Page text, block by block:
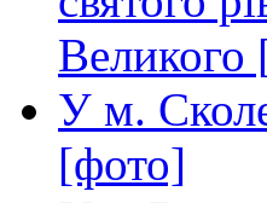
Великого
У м.
[фото]